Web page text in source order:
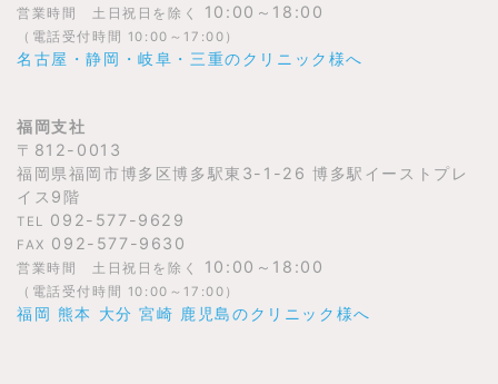
営業時間 土日祝日を除く 10:00～18:00
（電話受付時間 10:00～17:00）
名古屋・静岡・岐阜・三重のクリニック様へ
福岡支社
〒812-0013
福岡県福岡市博多区博多駅東3-1-26 博多駅イーストプレ
イス9階
TEL 092-577-9629
FAX 092-577-9630
営業時間 土日祝日を除く 10:00～18:00
（電話受付時間 10:00～17:00）
福岡 熊本 大分 宮崎 鹿児島のクリニック様へ